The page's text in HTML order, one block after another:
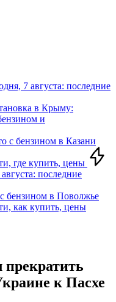
7 августа: последние
в Крыму:
и
с бензином в Казани
где купить, цены
последние
бензином в Поволжье
как купить, цены
к Пасхе